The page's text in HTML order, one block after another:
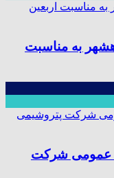
به مناسبت
عمومی شرکت